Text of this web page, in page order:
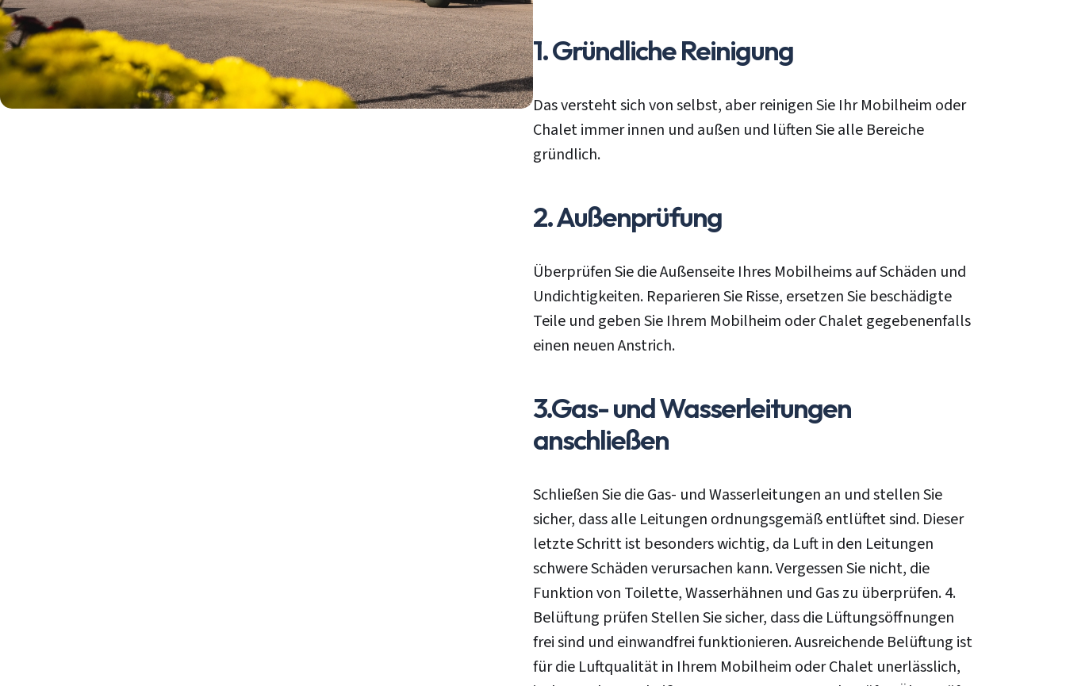
1. Gründliche Reinigung
Das versteht sich von selbst, aber reinigen Sie Ihr Mobilheim oder
Chalet immer innen und außen und lüften Sie alle Bereiche
gründlich.
2. Außenprüfung
Überprüfen Sie die Außenseite Ihres Mobilheims auf Schäden und
Undichtigkeiten. Reparieren Sie Risse, ersetzen Sie beschädigte
Teile und geben Sie Ihrem Mobilheim oder Chalet gegebenenfalls
einen neuen Anstrich.
3.Gas- und Wasserleitungen
anschließen
Schließen Sie die Gas- und Wasserleitungen an und stellen Sie
sicher, dass alle Leitungen ordnungsgemäß entlüftet sind. Dieser
letzte Schritt ist besonders wichtig, da Luft in den Leitungen
schwere Schäden verursachen kann. Vergessen Sie nicht, die
Funktion von Toilette, Wasserhähnen und Gas zu überprüfen. 4.
Belüftung prüfen Stellen Sie sicher, dass die Lüftungsöffnungen
frei sind und einwandfrei funktionieren. Ausreichende Belüftung ist
für die Luftqualität in Ihrem Mobilheim oder Chalet unerlässlich,
Passwort vergessen?